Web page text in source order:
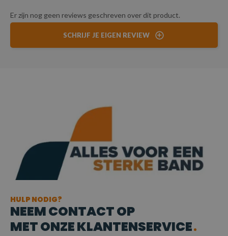
Er zijn nog geen reviews geschreven over dit product.
SCHRIJF JE EIGEN REVIEW
HULP NODIG?
NEEM CONTACT OP
MET ONZE KLANTENSERVICE